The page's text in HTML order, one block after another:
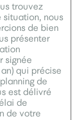
trouvez
situation, nous
de bien
présenter
signée
qui précise
de
est délivré
de
de votre